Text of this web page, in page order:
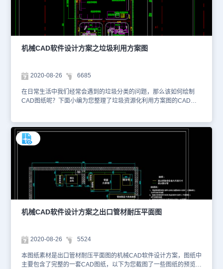
机械CAD软件设计方案之垃圾利用方案图
2020-08-26 6685
在日常生活中我们经常会遇到的垃圾分类的问题，那么该如何绘制
CAD图纸呢？下面小编为您整理了垃圾资源化利用方案图的CAD下
机械CAD软件设计方案图纸库资源，可关注浩辰CAD软件官网进行
查看学习交流。
机械CAD软件设计方案之出口管材耐压平面图
2020-08-26 5524
本图纸素材是出口管材耐压平面图的机械CAD软件设计方案，图纸中
主要包含了完整的一套CAD图纸，以下为您截图了一些图纸的预览